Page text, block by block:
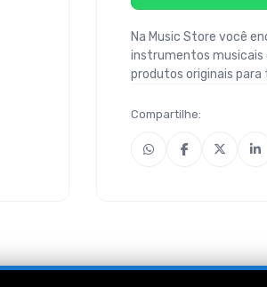
Na Music Store você
instrumentos musicais
produtos originais para
Compartilhe: